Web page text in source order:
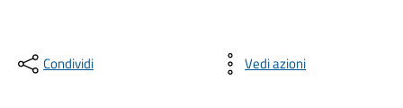
Condividi Vedi azioni